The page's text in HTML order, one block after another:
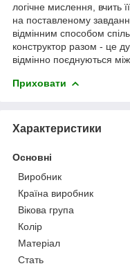
логічне мислення, вчить
на поставленому
відмінним способом
конструктор разом - це
відмінно поєднуються
Приховати
Характеристики
Основні
Виробник
Країна виробник
Вікова група
Колір
Матеріал
Стать